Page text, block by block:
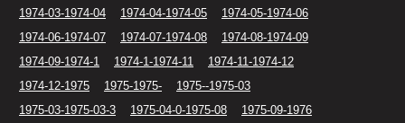
1974-03-1974-04
1974-04-1974-05
1974-05-1974-06
1974-06-1974-07
1974-07-1974-08
1974-08-1974-09
1974-09-1974-1
1974-1-1974-11
1974-11-1974-12
1974-12-1975
1975-1975-
1975--1975-03
1975-03-1975-03-3
1975-04-0-1975-08
1975-09-1976